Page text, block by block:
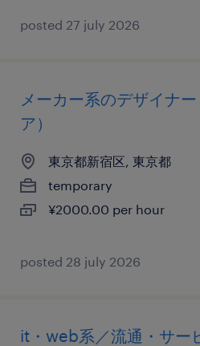
posted 27 july 2026
メーカー系のデザイナ
ア）
東京都新宿区, 東京都
temporary
¥2000.00 per hour
posted 28 july 2026
it・web系／流通・サー